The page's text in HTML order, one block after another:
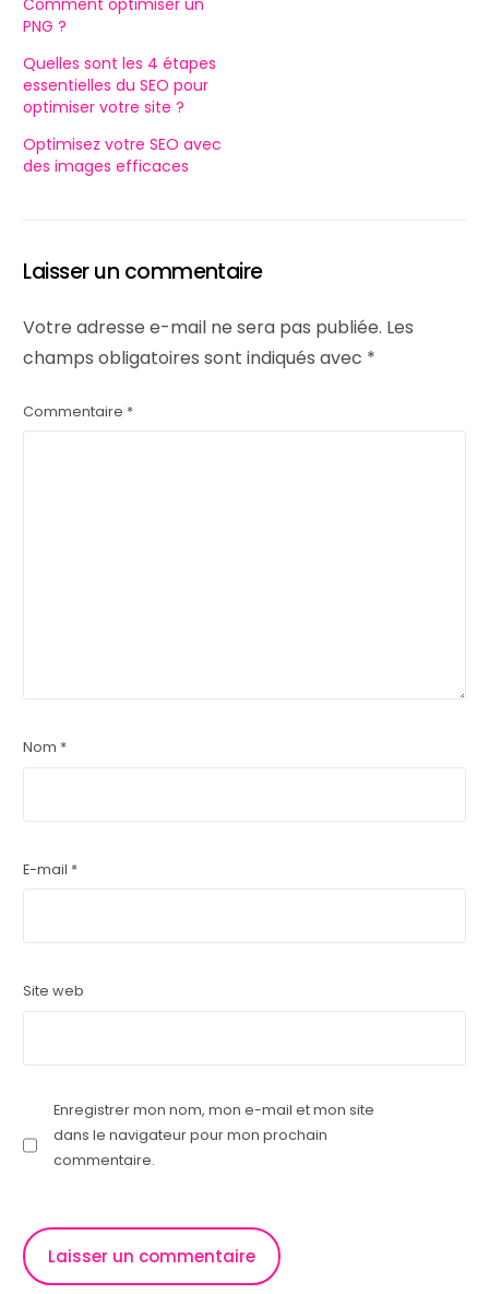
Comment optimiser un
PNG ?
Quelles sont les 4 étapes
essentielles du SEO pour
optimiser votre site ?
Optimisez votre SEO avec
des images efficaces
Laisser un commentaire
Votre adresse e-mail ne sera pas publiée. Les
champs obligatoires sont indiqués avec *
Commentaire *
Nom *
E-mail *
Site web
Enregistrer mon nom, mon e-mail et mon site
dans le navigateur pour mon prochain
commentaire.